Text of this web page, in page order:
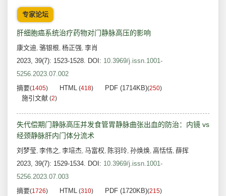
专家论坛
肝细胞癌系统治疗药物对门静脉高压的影响
康文迪, 骆银根, 杨正强, 李肖
2023, 39(7): 1523-1528. DOI: 10.3969/j.issn.1001-
5256.2023.07.002
摘要(1405) HTML (418) PDF (1714KB)(250)
施引文献 (2)
失代偿期门静脉高压并发食管胃静脉曲张出血的防治：内镜 vs
经颈静脉肝内门体分流术
刘梦莹, 李伟之 , 李培杰, 马富权, 陈羽玲, 孙焕焕, 高恬恬, 薛挥
2023, 39(7): 1529-1534. DOI: 10.3969/j.issn.1001-
5256.2023.07.003
摘要(1726) HTML (310) PDF (1720KB)(215)